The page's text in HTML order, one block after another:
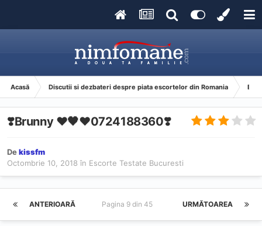
Acasă Discutii si dezbateri despre piata escortelor din Romania
❣️Brunny ❤️🖤❤️0724188360❣️
Dekissfm
Octombrie 10, 2018 în Escorte Testate Bucuresti
ANTERIOARĂ URMĂTOAREA
Pagina 9 din 45